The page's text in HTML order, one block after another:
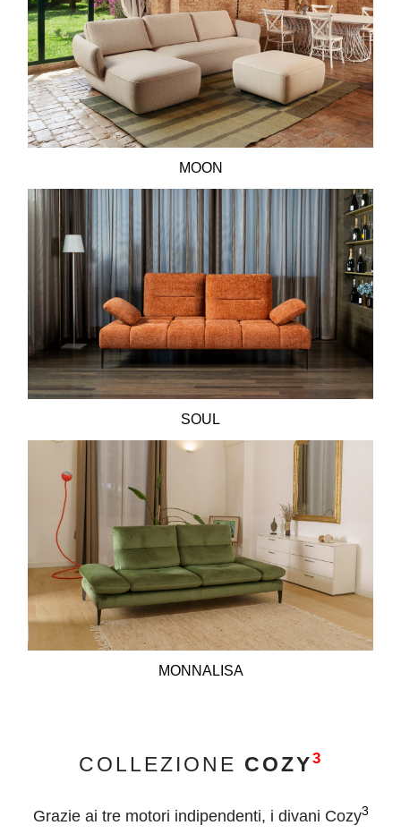
MOON
SOUL
MONNALISA
COLLEZIONE COZY3
Grazie ai tre motori indipendenti, i divani Cozy3